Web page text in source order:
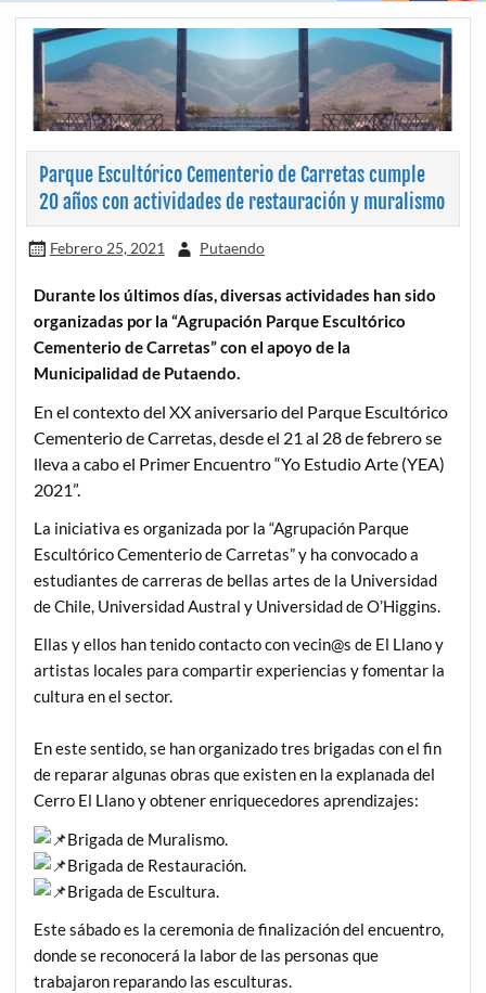
Parque Escultórico Cementerio de Carretas cumple
20 años con actividades de restauración y muralismo
Febrero 25, 2021 Putaendo
Durante los últimos días, diversas actividades han sido
organizadas por la “Agrupación Parque Escultórico
Cementerio de Carretas” con el apoyo de la
Municipalidad de Putaendo.
En el contexto del XX aniversario del Parque Escultórico
Cementerio de Carretas, desde el 21 al 28 de febrero se
lleva a cabo el Primer Encuentro “Yo Estudio Arte (YEA)
2021”.
La iniciativa es organizada por la “Agrupación Parque
Escultórico Cementerio de Carretas” y ha convocado a
estudiantes de carreras de bellas artes de la Universidad
de Chile, Universidad Austral y Universidad de O’Higgins.
Ellas y ellos han tenido contacto con vecin@s de El Llano y
artistas locales para compartir experiencias y fomentar la
cultura en el sector.
En este sentido, se han organizado tres brigadas con el fin
de reparar algunas obras que existen en la explanada del
Cerro El Llano y obtener enriquecedores aprendizajes:
Brigada de Muralismo.
Brigada de Restauración.
Brigada de Escultura.
Este sábado es la ceremonia de finalización del encuentro,
donde se reconocerá la labor de las personas que
trabajaron reparando las esculturas.